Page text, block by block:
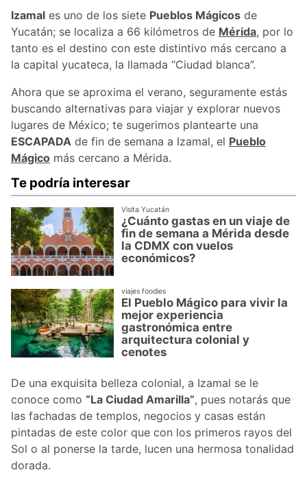
Izamal es uno de los siete Pueblos Mágicos de
Yucatán; se localiza a 66 kilómetros de Mérida, por lo
tanto es el destino con este distintivo más cercano a
la capital yucateca, la llamada “Ciudad blanca”.
Ahora que se aproxima el verano, seguramente estás
buscando alternativas para viajar y explorar nuevos
lugares de México; te sugerimos plantearte una
ESCAPADA de fin de semana a Izamal, el Pueblo
Mágico más cercano a Mérida.
Te podría interesar
Visita Yucatán
¿Cuánto gastas en un viaje de
fin de semana a Mérida desde
la CDMX con vuelos
económicos?
viajes foodies
El Pueblo Mágico para vivir la
mejor experiencia
gastronómica entre
arquitectura colonial y
cenotes
De una exquisita belleza colonial, a Izamal se le
conoce como “La Ciudad Amarilla”, pues notarás que
las fachadas de templos, negocios y casas están
pintadas de este color que con los primeros rayos del
Sol o al ponerse la tarde, lucen una hermosa tonalidad
dorada.